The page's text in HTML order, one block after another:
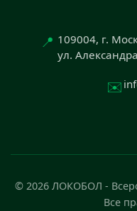
📍 109004, г.
ул.
✉️
© 2026 ЛОКОБОЛ -
Все